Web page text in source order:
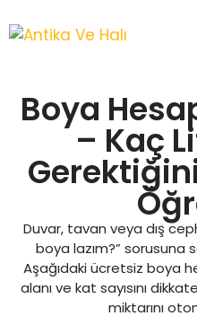
Boya
– Kaç
Duvar, tavan veya dış
boya lazım?” sorusuna
Aşağıdaki ücretsiz boya
alanı ve kat sayısını
miktarını